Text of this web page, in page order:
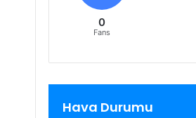
0
Fans
Hava Durumu